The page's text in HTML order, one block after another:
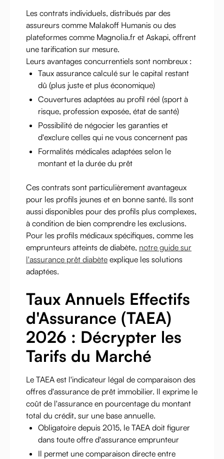
Les contrats individuels, distribués par des
assureurs comme Malakoff Humanis ou des
plateformes comme Magnolia.fr et Askapi, offrent
une tarification sur mesure.
Leurs avantages concurrentiels sont nombreux :
Taux assurance calculé sur le capital restant
dû (plus juste et plus économique)
Couvertures adaptées au profil réel (sport à
risque, profession exposée, état de santé)
Possibilité de négocier les garanties et
d'exclure celles qui ne vous concernent pas
Formalités médicales adaptées selon le
montant et la durée du prêt
Ces contrats sont particulièrement avantageux
pour les profils jeunes et en bonne santé. Ils sont
aussi disponibles pour des profils plus complexes,
à condition de bien comprendre les exclusions.
Pour les profils médicaux spécifiques, comme les
emprunteurs atteints de diabète, notre guide sur
l'assurance prêt diabète explique les solutions
adaptées.
Taux Annuels Effectifs
d'Assurance (TAEA)
2026 : Décrypter les
Tarifs du Marché
Le TAEA est l'indicateur légal de comparaison des
offres d'assurance de prêt immobilier. Il exprime le
coût de l'assurance en pourcentage du montant
total du crédit, sur une base annuelle.
Obligatoire depuis 2015, le TAEA doit figurer
dans toute offre d'assurance emprunteur
Il permet une comparaison directe entre